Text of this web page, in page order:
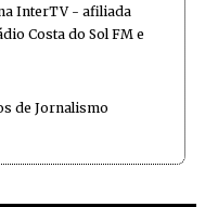
InterTV - afiliada
Costa do Sol FM e
de Jornalismo